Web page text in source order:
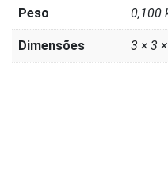
Peso 0,100
Dimensões 3 × 3